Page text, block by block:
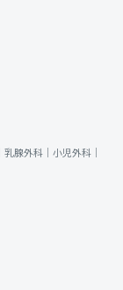
乳腺外科｜ 小児外科｜